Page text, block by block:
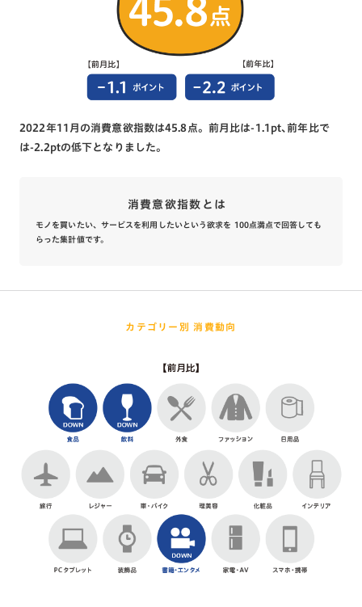
2022年11月の消費意欲指数は45.8点。前月比は-1.1pt､前年比で
は-2.2ptの低下となりました。
消費意欲指数とは
モノを買いたい、サービスを利用したいという欲求を 100点満点で回答しても
らった集計値です。
カテゴリー別 消費動向